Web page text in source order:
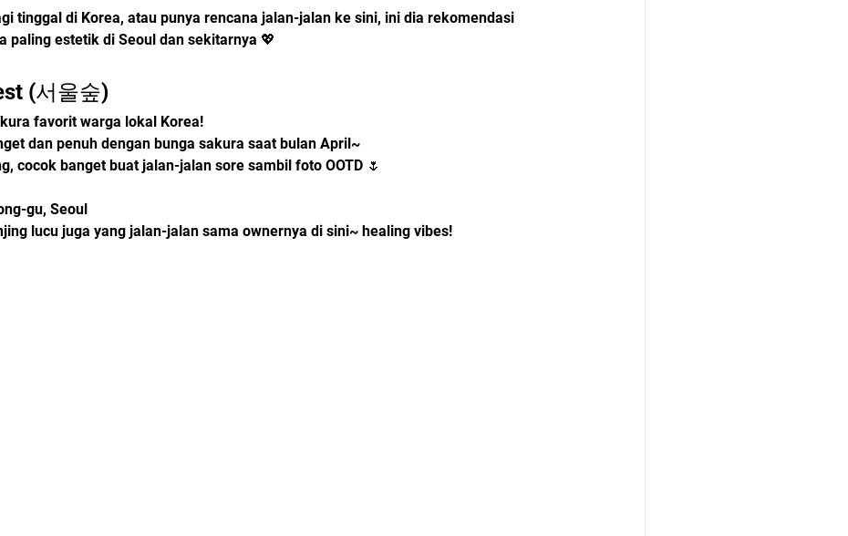
tinggal di Korea, atau punya rencana jalan-jalan ke sini, ini dia rekomendasi
paling estetik di Seoul dan sekitarnya 💖
(서울숲)
favorit warga lokal Korea!
dan penuh dengan bunga sakura saat bulan April~
cocok banget buat jalan-jalan sore sambil foto OOTD 🌷
gu, Seoul
lucu juga yang jalan-jalan sama ownernya di sini~ healing vibes!